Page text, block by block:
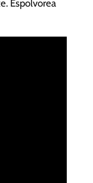
Espolvorea